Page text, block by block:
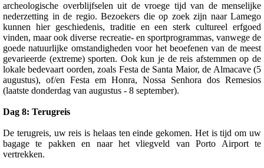
archeologische overblijfselen uit de vroege tijd van de menselijke
nederzetting in de regio. Bezoekers die op zoek zijn naar Lamego
kunnen hier geschiedenis, traditie en een sterk cultureel erfgoed
vinden, maar ook diverse recreatie- en sportprogrammas, vanwege de
goede natuurlijke omstandigheden voor het beoefenen van de meest
gevarieerde (extreme) sporten. Ook kun je de reis afstemmen op de
lokale bedevaart oorden, zoals Festa de Santa Maior, de Almacave (5
augustus), of/en Festa em Honra, Nossa Senhora dos Remesios
(laatste donderdag van augustus - 8 september).
Dag 8: Terugreis
De terugreis, uw reis is helaas ten einde gekomen. Het is tijd om uw
bagage te pakken en naar het vliegveld van Porto Airport te
vertrekken.